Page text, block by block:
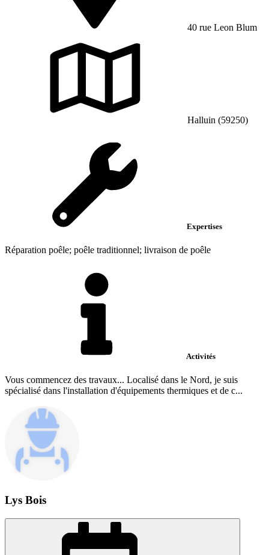
40 rue Leon Blum
Halluin (59250)
Expertises
Réparation poêle; poêle traditionnel; livraison de poêle
Activités
Vous commencez des travaux... Localisé dans le Nord, je suis
spécialisé dans l'installation d'équipements thermiques et de c...
Lys Bois